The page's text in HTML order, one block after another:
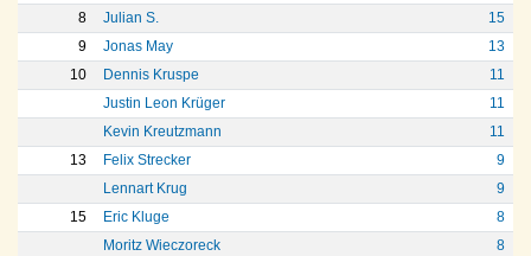
8
Julian S.
15
9
Jonas May
13
10
Dennis Kruspe
11
Justin Leon Krüger
11
Kevin Kreutzmann
11
13
Felix Strecker
9
Lennart Krug
9
15
Eric Kluge
8
Moritz Wieczoreck
8